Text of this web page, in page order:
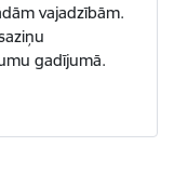
vajadzībām.
gadījumā.